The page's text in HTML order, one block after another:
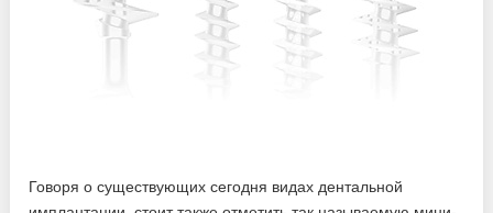
Говоря о существующих сегодня видах дентальной